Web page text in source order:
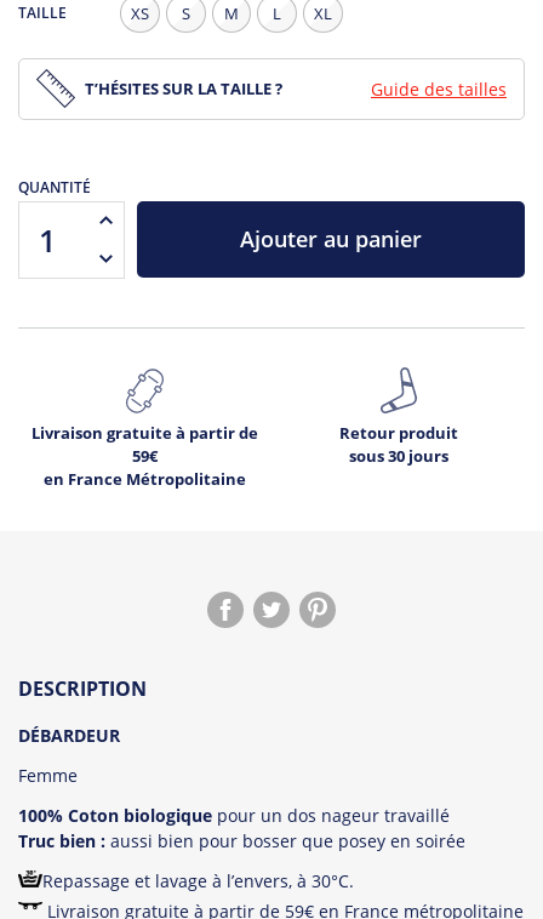
TAILLE XS S M L XL
T’HÉSITES SUR LA TAILLE ? Guide des tailles
QUANTITÉ
Ajouter au panier
Livraison gratuite à partir de
59€
en France Métropolitaine
Retour produit
sous 30 jours
DESCRIPTION
DÉBARDEUR
Femme
100% Coton biologique pour un dos nageur travaillé
Truc bien : aussi bien pour bosser que posey en soirée
Repassage et lavage à l’envers, à 30°C.
Livraison gratuite à partir de 59€ en France métropolitaine